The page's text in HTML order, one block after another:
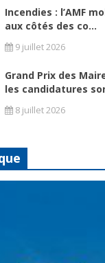
Incendies : l’AMF
aux côtés des co...
9 juillet 2026
Grand Prix des
les candidatures
8 juillet 2026